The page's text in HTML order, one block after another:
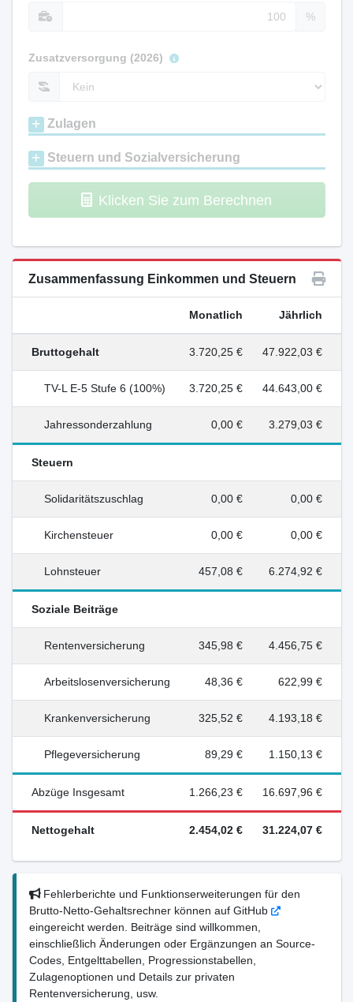
%
Zusatzversorgung (2026)
Zulagen
Steuern und Sozialversicherung
Klicken Sie zum Berechnen
Zusammenfassung Einkommen und Steuern
Monatlich Jährlich
Bruttogehalt 3.720,25 € 47.922,03 €
TV-L E-5 Stufe 6 (100%) 3.720,25 € 44.643,00 €
Jahressonderzahlung 0,00 € 3.279,03 €
Steuern
Solidaritätszuschlag 0,00 € 0,00 €
Kirchensteuer 0,00 € 0,00 €
Lohnsteuer 457,08 € 6.274,92 €
Soziale Beiträge
Rentenversicherung 345,98 € 4.456,75 €
Arbeitslosenversicherung 48,36 € 622,99 €
Krankenversicherung 325,52 € 4.193,18 €
Pflegeversicherung 89,29 € 1.150,13 €
Abzüge Insgesamt 1.266,23 € 16.697,96 €
Nettogehalt 2.454,02 € 31.224,07 €
Fehlerberichte und Funktionserweiterungen für den
Brutto-Netto-Gehaltsrechner können auf GitHub
eingereicht werden. Beiträge sind willkommen,
einschließlich Änderungen oder Ergänzungen an Source-
Codes, Entgelttabellen, Progressionstabellen,
Zulagenoptionen und Details zur privaten
Rentenversicherung, usw.